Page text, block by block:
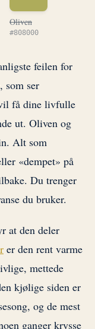
Oliven
#808000
feilen for
som ser
få dine livfulle
ut. Oliven og
Alt som
«dempet» på
Du trenger
du bruker.
at den deler
er den rent varme
mettede
kjølige siden er
og de mest
ganger krysse